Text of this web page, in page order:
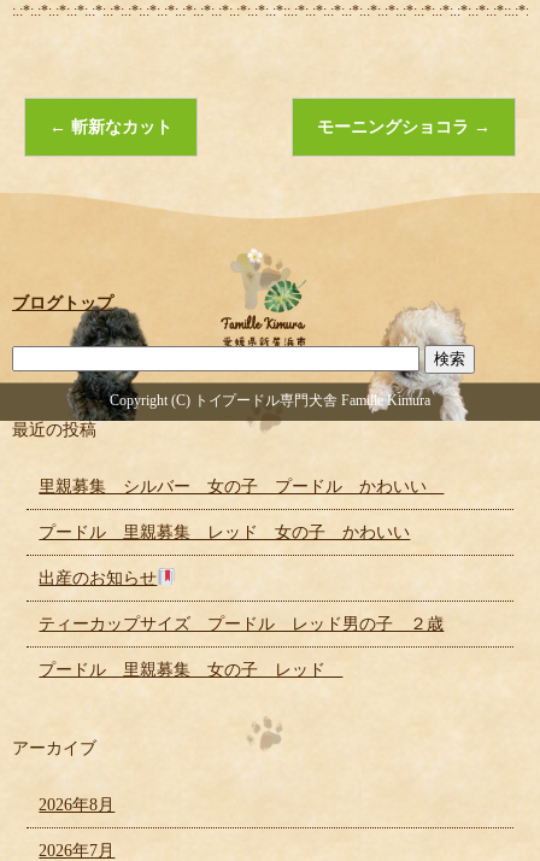
:.:*:.:*:.:*:.:*:.:*:.:*:.:*:.:*:.:*:.:*:.:*:.:*:.:*:.:*:.:*::.:*:.:*:.:*:.:*:.:*:.:*:.:*:.:*:.:*:.:*:.:*:.:*::.:*:.:
← 斬新なカット モーニングショコラ →
Copyright (C) トイプードル専門犬舎 Famille Kimura
ブログトップ
最近の投稿
里親募集 シルバー 女の子 プードル かわいい
プードル 里親募集 レッド 女の子 かわいい
出産のお知らせ
ティーカップサイズ プードル レッド男の子 ２歳
プードル 里親募集 女の子 レッド
アーカイブ
2026年8月
2026年7月